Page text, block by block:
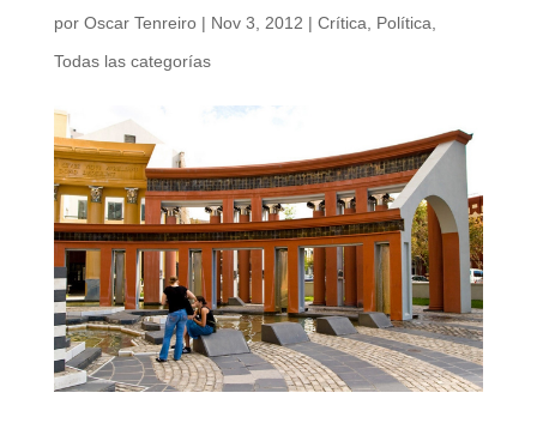
por Oscar Tenreiro| Nov 3, 2012 | Crítica Política
Todas las categorías